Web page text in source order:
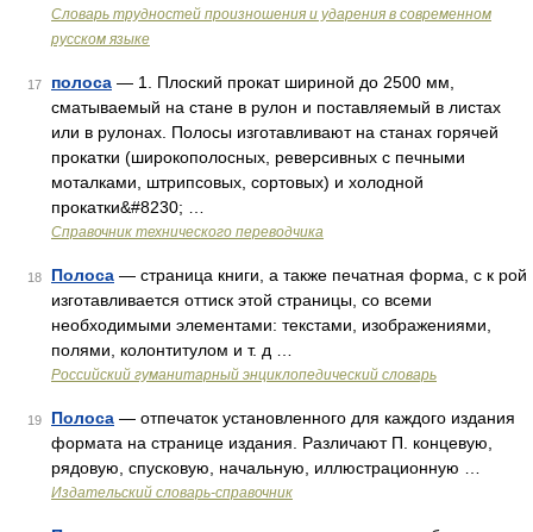
Словарь трудностей произношения и ударения в современном
русском языке
17 полоса — 1. Плоский прокат шириной до 2500 мм,
сматываемый на стане в рулон и поставляемый в листах
или в рулонах. Полосы изготавливают на станах горячей
прокатки (широкополосных, реверсивных с печными
моталками, штрипсовых, сортовых) и холодной
прокатки&#8230; …
Справочник технического переводчика
18 Полоса — страница книги, а также печатная форма, с к рой
изготавливается оттиск этой страницы, со всеми
необходимыми элементами: текстами, изображениями,
полями, колонтитулом и т. д …
Российский гуманитарный энциклопедический словарь
19 Полоса — отпечаток установленного для каждого издания
формата на странице издания. Различают П. концевую,
рядовую, спусковую, начальную, иллюстрационную …
Издательский словарь-справочник